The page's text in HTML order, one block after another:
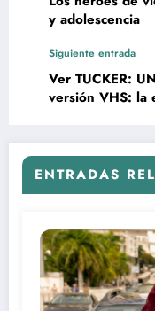
y adolescencia
Siguiente entrada
Ver TUCKER:
versión VHS: la
ENTRADAS